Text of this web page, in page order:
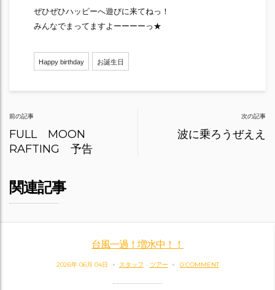
ぜひぜひハッピーへ遊びに来てねっ！
みんなでまってますよーーーーっ★
Happy birthday お誕生日
Post
navigation
前の記事
FULL MOON
RAFTING 予告
次の記事
波に乗ろうぜええ
関連記事
台風一過！増水中！！
2026年 06月 04日 スタッフ - ツアー 0 COMMENT